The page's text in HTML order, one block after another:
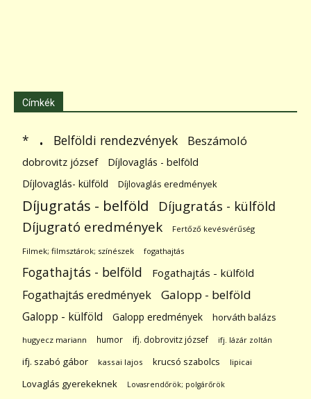
Címkék
* . Belföldi rendezvények Beszámoló
dobrovitz józsef
Díjlovaglás - belföld
Díjlovaglás- külföld
Díjlovaglás eredmények
Díjugratás - belföld Díjugratás - külföld
Díjugrató eredmények Fertőző kevésvérűség
Filmek; filmsztárok; színészek fogathajtás
Fogathajtás - belföld Fogathajtás - külföld
Fogathajtás eredmények Galopp - belföld
Galopp - külföld Galopp eredmények horváth balázs
hugyecz mariann humor ifj. dobrovitz józsef ifj. lázár zoltán
ifj. szabó gábor kassai lajos krucsó szabolcs lipicai
Lovaglás gyerekeknek Lovasrendőrök; polgárőrök